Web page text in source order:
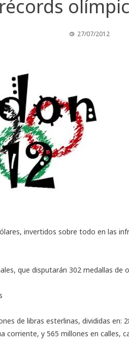
27/07/2012
invertidos sobre todo en las
que disputarán 302 medallas de
de libras esterlinas, divididas en:
corriente, y 565 millones en calles,